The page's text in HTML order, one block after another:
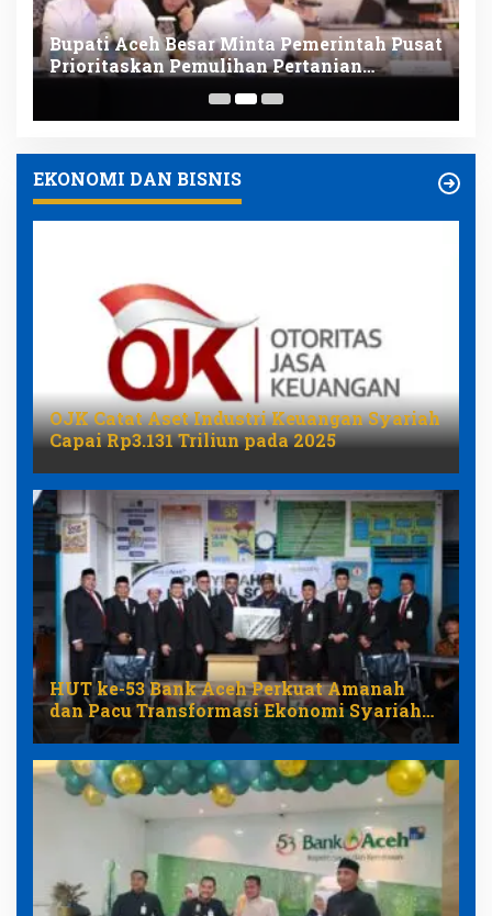
Bupati Aceh Besar Minta Pemerintah Pusat
Prioritaskan Pemulihan Pertanian
EKONOMI DAN BISNIS
OJK Catat Aset Industri Keuangan Syariah
Capai Rp3.131 Triliun pada 2025
HUT ke-53 Bank Aceh Perkuat Amanah
dan Pacu Transformasi Ekonomi Syariah
Aceh